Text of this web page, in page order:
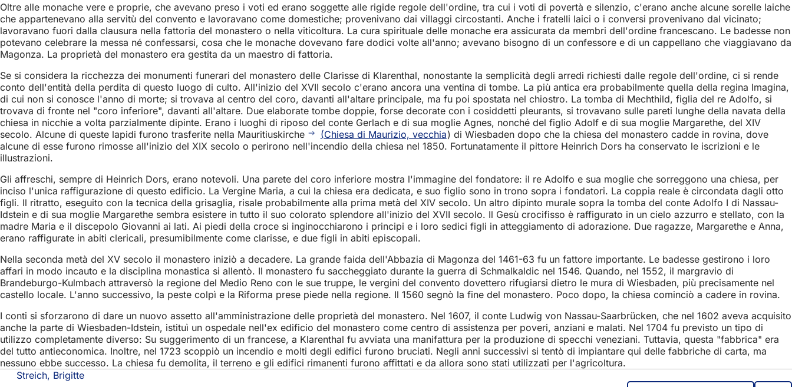
Oltre alle monache vere e proprie, che avevano preso i voti ed erano soggette alle rigide regole dell'ordine, tra cui i voti di povertà e silenzio, c'erano anche alcune sorelle laiche
che appartenevano alla servitù del convento e lavoravano come domestiche; provenivano dai villaggi circostanti. Anche i fratelli laici o i conversi provenivano dal vicinato;
lavoravano fuori dalla clausura nella fattoria del monastero o nella viticoltura. La cura spirituale delle monache era assicurata da membri dell'ordine francescano. Le badesse non
potevano celebrare la messa né confessarsi, cosa che le monache dovevano fare dodici volte all'anno; avevano bisogno di un confessore e di un cappellano che viaggiavano da
Magonza. La proprietà del monastero era gestita da un maestro di fattoria.
Se si considera la ricchezza dei monumenti funerari del monastero delle Clarisse di Klarenthal, nonostante la semplicità degli arredi richiesti dalle regole dell'ordine, ci si rende
conto dell'entità della perdita di questo luogo di culto. All'inizio del XVII secolo c'erano ancora una ventina di tombe. La più antica era probabilmente quella della regina Imagina,
di cui non si conosce l'anno di morte; si trovava al centro del coro, davanti all'altare principale, ma fu poi spostata nel chiostro. La tomba di Mechthild, figlia del re Adolfo, si
trovava di fronte nel "coro inferiore", davanti all'altare. Due elaborate tombe doppie, forse decorate con i cosiddetti pleurants, si trovavano sulle pareti lunghe della navata della
chiesa in nicchie a volta parzialmente dipinte. Erano i luoghi di riposo del conte Gerlach e di sua moglie Agnes, nonché del figlio Adolf e di sua moglie Margarethe, del XIV
secolo. Alcune di queste lapidi furono trasferite nella Mauritiuskirche
(Chiesa di Maurizio, vecchia) di Wiesbaden dopo che la chiesa del monastero cadde in rovina, dove
alcune di esse furono rimosse all'inizio del XIX secolo o perirono nell'incendio della chiesa nel 1850. Fortunatamente il pittore Heinrich Dors ha conservato le iscrizioni e le
illustrazioni.
Gli affreschi, sempre di Heinrich Dors, erano notevoli. Una parete del coro inferiore mostra l'immagine del fondatore: il re Adolfo e sua moglie che sorreggono una chiesa, per
inciso l'unica raffigurazione di questo edificio. La Vergine Maria, a cui la chiesa era dedicata, e suo figlio sono in trono sopra i fondatori. La coppia reale è circondata dagli otto
figli. Il ritratto, eseguito con la tecnica della grisaglia, risale probabilmente alla prima metà del XIV secolo. Un altro dipinto murale sopra la tomba del conte Adolfo I di Nassau-
Idstein e di sua moglie Margarethe sembra esistere in tutto il suo colorato splendore all'inizio del XVII secolo. Il Gesù crocifisso è raffigurato in un cielo azzurro e stellato, con la
madre Maria e il discepolo Giovanni ai lati. Ai piedi della croce si inginocchiarono i principi e i loro sedici figli in atteggiamento di adorazione. Due ragazze, Margarethe e Anna,
erano raffigurate in abiti clericali, presumibilmente come clarisse, e due figli in abiti episcopali.
Nella seconda metà del XV secolo il monastero iniziò a decadere. La grande faida dell'Abbazia di Magonza del 1461-63 fu un fattore importante. Le badesse gestirono i loro
affari in modo incauto e la disciplina monastica si allentò. Il monastero fu saccheggiato durante la guerra di Schmalkaldic nel 1546. Quando, nel 1552, il margravio di
Brandeburgo-Kulmbach attraversò la regione del Medio Reno con le sue truppe, le vergini del convento dovettero rifugiarsi dietro le mura di Wiesbaden, più precisamente nel
castello locale. L'anno successivo, la peste colpì e la Riforma prese piede nella regione. Il 1560 segnò la fine del monastero. Poco dopo, la chiesa cominciò a cadere in rovina.
I conti si sforzarono di dare un nuovo assetto all'amministrazione delle proprietà del monastero. Nel 1607, il conte Ludwig von Nassau-Saarbrücken, che nel 1602 aveva acquisito
anche la parte di Wiesbaden-Idstein, istituì un ospedale nell'ex edificio del monastero come centro di assistenza per poveri, anziani e malati. Nel 1704 fu previsto un tipo di
utilizzo completamente diverso: Su suggerimento di un francese, a Klarenthal fu avviata una manifattura per la produzione di specchi veneziani. Tuttavia, questa "fabbrica" era
del tutto antieconomica. Inoltre, nel 1723 scoppiò un incendio e molti degli edifici furono bruciati. Negli anni successivi si tentò di impiantare qui delle fabbriche di carta, ma
nessuno ebbe successo. La chiesa fu demolita, il terreno e gli edifici rimanenti furono affittati e da allora sono stati utilizzati per l'agricoltura.
Streich, Brigitte